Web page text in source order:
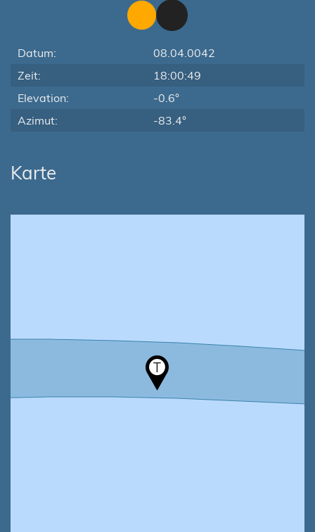
Datum:
08.04.0042
Zeit:
18:00:49
Elevation:
-0.6°
Azimut:
-83.4°
Karte